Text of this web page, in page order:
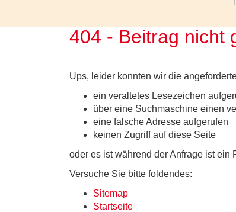
404 - Beitrag nicht
Ups, leider konnten wir die
ein veraltetes Lesezeichen
über eine Suchmaschine einen
eine falsche Adresse aufgerufen
keinen Zugriff auf diese Seite
oder es ist während der Anfrage ist ein
Versuche Sie bitte foldendes:
Sitemap
Startseite